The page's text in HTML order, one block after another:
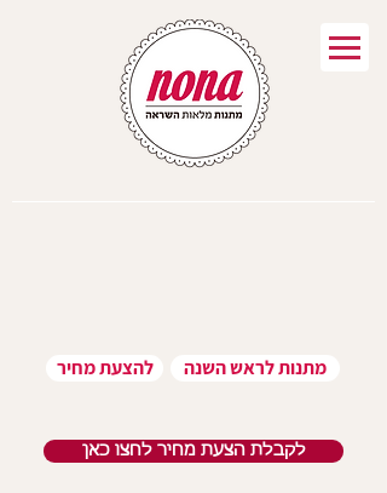
להצעת מחיר מתנות לראש השנה
לקבלת הצעת מחיר לחצו כאן